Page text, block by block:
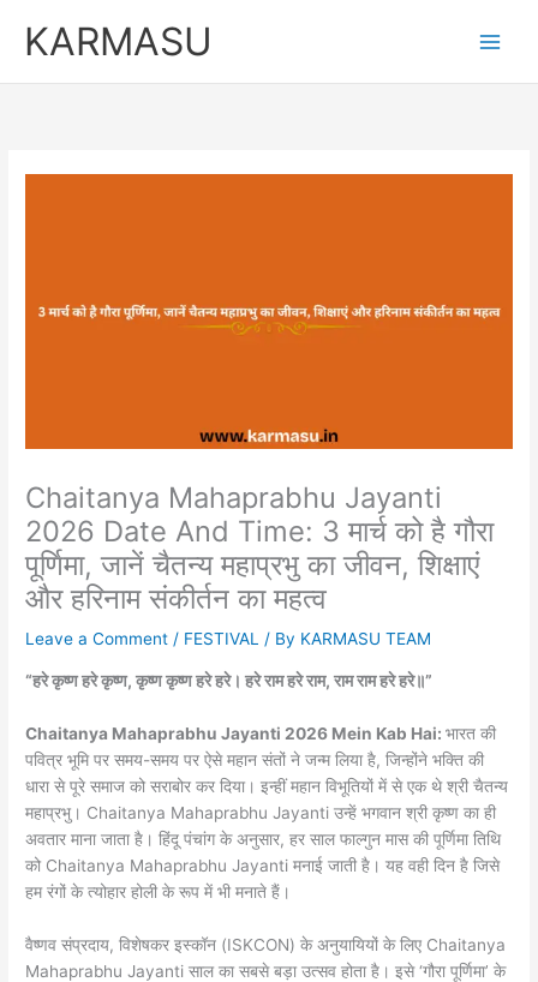
KARMASU
Chaitanya Mahaprabhu Jayanti
2026 Date And Time: 3 मार्च को है गौरा
पूर्णिमा, जानें चैतन्य महाप्रभु का जीवन, शिक्षाएं
और हरिनाम संकीर्तन का महत्व
Leave a Comment / FESTIVAL / By KARMASU TEAM
“हरे कृष्ण हरे कृष्ण, कृष्ण कृष्ण हरे हरे। हरे राम हरे राम, राम राम हरे हरे॥”
Chaitanya Mahaprabhu Jayanti 2026 Mein Kab Hai:भारत की
पवित्र भूमि पर समय-समय पर ऐसे महान संतों ने जन्म लिया है, जिन्होंने भक्ति की
धारा से पूरे समाज को सराबोर कर दिया। इन्हीं महान विभूतियों में से एक थे श्री चैतन्य
महाप्रभु। Chaitanya Mahaprabhu Jayanti उन्हें भगवान श्री कृष्ण का ही
अवतार माना जाता है। हिंदू पंचांग के अनुसार, हर साल फाल्गुन मास की पूर्णिमा तिथि
को Chaitanya Mahaprabhu Jayanti मनाई जाती है। यह वही दिन है जिसे
हम रंगों के त्योहार होली के रूप में भी मनाते हैं।
वैष्णव संप्रदाय, विशेषकर इस्कॉन (ISKCON) के अनुयायियों के लिए Chaitanya
Mahaprabhu Jayanti साल का सबसे बड़ा उत्सव होता है। इसे ‘गौरा पूर्णिमा’ के